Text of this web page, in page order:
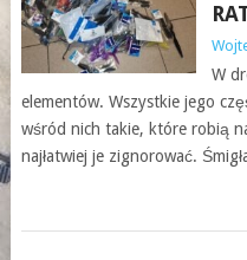
W
elementów. Wszystkie jego
wśród nich takie, które robią
najłatwiej je zignorować.